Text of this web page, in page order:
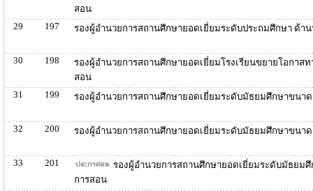
สอน
29
197 รองผู้อำนวยการสถานศึกษายอดเยี่ยมระดับประถมศึกษา ด้า
30 198
รองผู้อำนวยการสถานศึกษายอดเยี่ยมโรงเรียนขยายโอกาส
สอน
31
199 รองผู้อำนวยการสถานศึกษายอดเยี่ยมระดับมัธยมศึกษาขนา
32 200 รองผู้อำนวยการสถานศึกษายอดเยี่ยมระดับมัธยมศึกษาขนา
33 201
รองผู้อำนวยการสถานศึกษายอดเยี่ยมระดับมัธยม
การสอน